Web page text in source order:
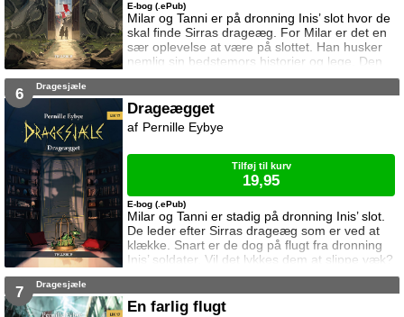
Milar og Tanni er på dronning Inis’ slot hvor de
skal finde Sirras drageæg. For Milar er det en
sær oplevelse at være på slottet. Han husker
nemlig sin bedstemors historier og lege. Den
viden kan han måske bruge til at finde ægget.
E-bog (.ePub)
6 Dragesjæle
Drageægget
Milar og Tanni er stadig på dronning Inis’ slot.
De leder efter Sirras drageæg som er ved at
klække. Snart er de dog på flugt fra dronning
Inis’ soldater. Vil det lykkes dem at slippe væk?
Vil de miste deres liv? Eller måske deres
E-bog (.ePub)
Pernille Eybye
Tilføj til kurv
19,95
7 Dragesjæle
En farlig flugt